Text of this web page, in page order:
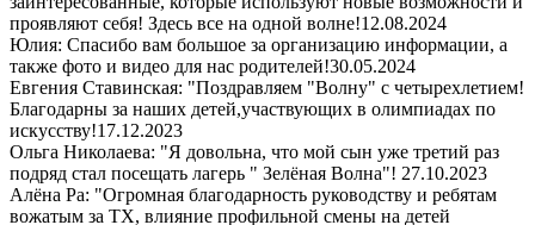
проявляют себя! Здесь все на одной волне!12.08.2024
Юлия: Спасибо вам большое за организацию информации, а
также фото и видео для нас родителей!30.05.2024
Евгения Ставинская: "Поздравляем "Волну" с четырехлетием!
Благодарны за наших детей,участвующих в олимпиадах по
искусству!17.12.2023
Ольга Николаева: "Я довольна, что мой сын уже третий раз
подряд стал посещать лагерь " Зелёная Волна"! 27.10.2023
Алёна Ра: "Огромная благодарность руководству и ребятам
вожатым за ТХ, влияние профильной смены на детей